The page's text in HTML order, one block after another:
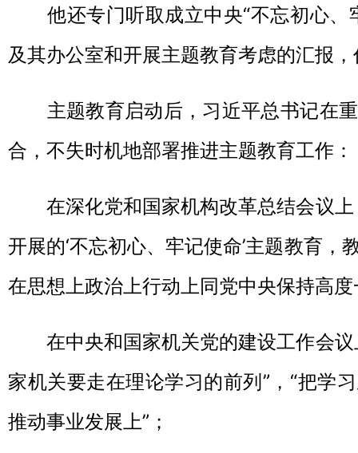
他还专门听取成立中央“不忘初心、
及其办公室和开展主题教育考虑的汇报
主题教育启动后，习近平总书记在重
合，不失时机地部署推进主题教育工作：
在深化党和国家机构改革总结会议上
开展的‘不忘初心、牢记使命’主题教育，
在思想上政治上行动上同党中央保持高度
在中央和国家机关党的建设工作会议
家机关要走在理论学习的前列”，“把学
推动事业发展上”；